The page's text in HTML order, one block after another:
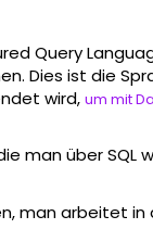
Query
Dies ist die
wird, um mit
man über SQL
man arbeitet in